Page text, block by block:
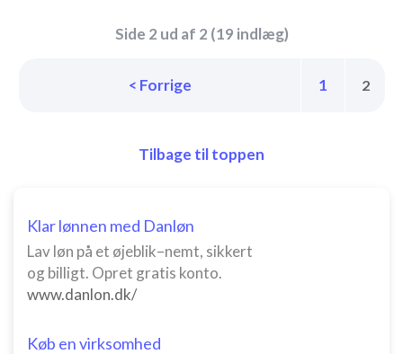
Side 2 ud af 2 (19 indlæg)
< Forrige 1 2
Tilbage til toppen
Klar lønnen med Danløn
Lav løn på et øjeblik–nemt, sikkert
og billigt. Opret gratis konto.
www.danlon.dk/
Køb en virksomhed